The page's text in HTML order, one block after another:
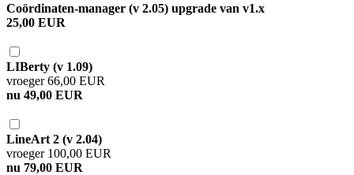
Coördinaten-manager (v 2.05) upgrade van v1.x
25,00 EUR
LIBerty (v 1.09)
vroeger 66,00 EUR
nu 49,00 EUR
LineArt 2 (v 2.04)
vroeger 100,00 EUR
nu 79,00 EUR